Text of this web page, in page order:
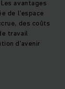
avantages
de l'espace
des coûts
travail
d'avenir